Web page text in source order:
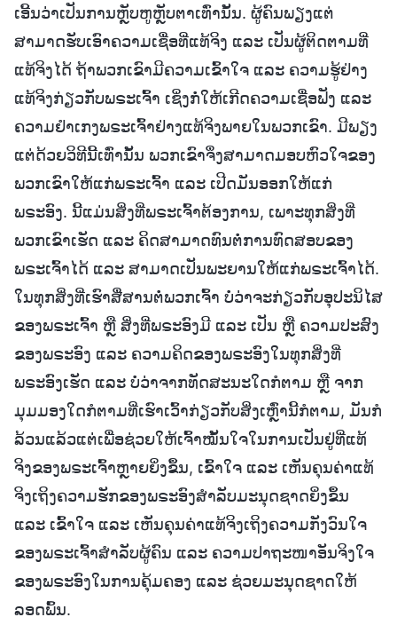
ເອີ້ນວ່າເປັນການຫຼັບຫູຫຼັບຕາເທົ່ານັ້ນ. ຜູ້ຄົນພຽງແຕ່
ສາມາດຮັບເອົາຄວາມເຊື່ອທີ່ແທ້ຈິງ ແລະ ເປັນຜູ້ຕິດຕາມທີ່
ແທ້ຈິງໄດ້ ຖ້າພວກເຂົາມີຄວາມເຂົ້າໃຈ ແລະ ຄວາມຮູ້ຢ່າງ
ແທ້ຈິງກ່ຽວກັບພຣະເຈົ້າ ເຊິ່ງກໍ່ໃຫ້ເກີດຄວາມເຊື່ອຟັງ ແລະ
ຄວາມຢຳເກງພຣະເຈົ້າຢ່າງແທ້ຈິງພາຍໃນພວກເຂົາ. ມີພຽງ
ແຕ່ດ້ວຍວິທີນີ້ເທົ່ານັ້ນ ພວກເຂົາຈຶ່ງສາມາດມອບຫົວໃຈຂອງ
ພວກເຂົາໃຫ້ແກ່ພຣະເຈົ້າ ແລະ ເປີດມັນອອກໃຫ້ແກ່
ພຣະອົງ. ນີ້ແມ່ນສິ່ງທີ່ພຣະເຈົ້າຕ້ອງການ, ເພາະທຸກສິ່ງທີ່
ພວກເຂົາເຮັດ ແລະ ຄິດສາມາດທົນຕໍ່ການທົດສອບຂອງ
ພຣະເຈົ້າໄດ້ ແລະ ສາມາດເປັນພະຍານໃຫ້ແກ່ພຣະເຈົ້າໄດ້.
ໃນທຸກສິ່ງທີ່ເຮົາສື່ສານຕໍ່ພວກເຈົ້າ ບໍ່ວ່າຈະກ່ຽວກັບອຸປະນິໄສ
ຂອງພຣະເຈົ້າ ຫຼື ສິ່ງທີ່ພຣະອົງມີ ແລະ ເປັນ ຫຼື ຄວາມປະສົງ
ຂອງພຣະອົງ ແລະ ຄວາມຄິດຂອງພຣະອົງໃນທຸກສິ່ງທີ່
ພຣະອົງເຮັດ ແລະ ບໍ່ວ່າຈາກທັດສະນະໃດກໍຕາມ ຫຼື ຈາກ
ມຸມມອງໃດກໍຕາມທີ່ເຮົາເວົ້າກ່ຽວກັບສິ່ງເຫຼົ່ານີ້ກໍຕາມ, ມັນກໍ
ລ້ວນແລ້ວແຕ່ເພື່ອຊ່ວຍໃຫ້ເຈົ້າໝັ້ນໃຈໃນການເປັນຢູ່ທີ່ແທ້
ຈິງຂອງພຣະເຈົ້າຫຼາຍຍິ່ງຂຶ້ນ, ເຂົ້າໃຈ ແລະ ເຫັນຄຸນຄ່າແທ້
ຈິງເຖິງຄວາມຮັກຂອງພຣະອົງສຳລັບມະນຸດຊາດຍິ່ງຂຶ້ນ
ແລະ ເຂົ້າໃຈ ແລະ ເຫັນຄຸນຄ່າແທ້ຈິງເຖິງຄວາມກັງວົນໃຈ
ຂອງພຣະເຈົ້າສຳລັບຜູ້ຄົນ ແລະ ຄວາມປາຖະໜາອັນຈິງໃຈ
ຂອງພຣະອົງໃນການຄຸ້ມຄອງ ແລະ ຊ່ວຍມະນຸດຊາດໃຫ້
ລອດພົ້ນ.